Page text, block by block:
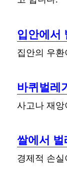
입안에서
집안의 우
바퀴벌레
사고나 재
쌀에서
경제적 손